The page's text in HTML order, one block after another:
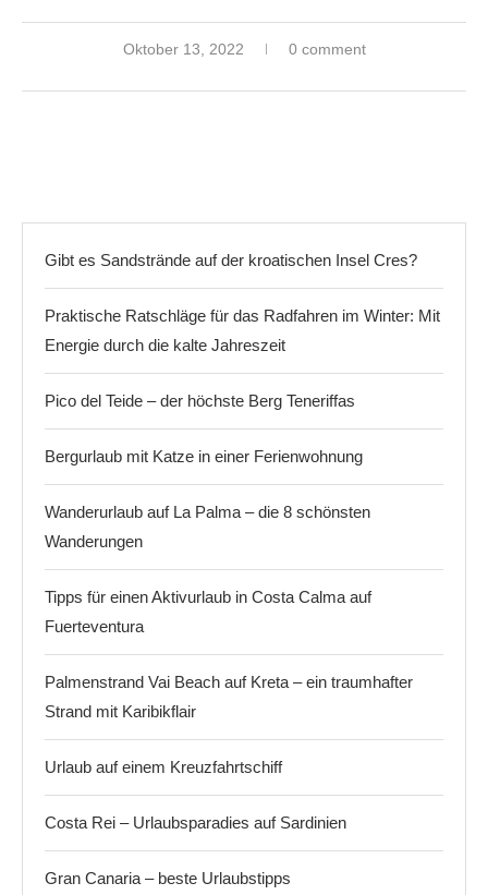
Oktober 13, 2022 0 comment
Gibt es Sandstrände auf der kroatischen Insel Cres?
Praktische Ratschläge für das Radfahren im Winter: Mit
Energie durch die kalte Jahreszeit
Pico del Teide – der höchste Berg Teneriffas
Bergurlaub mit Katze in einer Ferienwohnung
Wanderurlaub auf La Palma – die 8 schönsten
Wanderungen
Tipps für einen Aktivurlaub in Costa Calma auf
Fuerteventura
Palmenstrand Vai Beach auf Kreta – ein traumhafter
Strand mit Karibikflair
Urlaub auf einem Kreuzfahrtschiff
Costa Rei – Urlaubsparadies auf Sardinien
Gran Canaria – beste Urlaubstipps